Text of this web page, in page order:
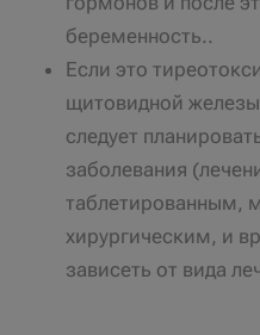
беременность..
Если это
щитовидной
следует
заболевания
таблетированным,
хирургическим, и
зависеть от вида